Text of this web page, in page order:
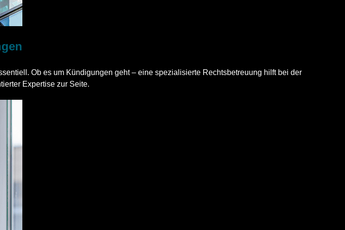
Ob es um Kündigungen geht – eine spezialisierte Rechtsbetreuung hilft bei der
Expertise zur Seite.